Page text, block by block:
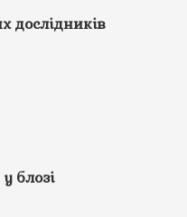
дослідників
блозі